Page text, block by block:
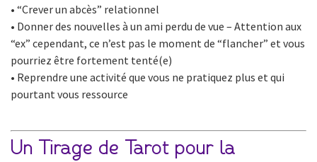
• “Crever un abcès” relationnel
• Donner des nouvelles à un ami perdu de vue – Attention aux
“ex” cependant, ce n’est pas le moment de “flancher” et vous
pourriez être fortement tenté(e)
• Reprendre une activité que vous ne pratiquez plus et qui
pourtant vous ressource
Un Tirage de Tarot pour la